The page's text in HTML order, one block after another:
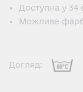
Доступна у 34
Можливе
Догляд: